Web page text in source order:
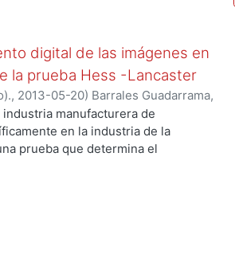
digital de las imágenes en
la prueba Hess -Lancaster
, 2013-05-20) Barrales Guadarrama,
Ezequiel;Vazquez Ceron, Ernesto
;Bautista Piedras, César
manufacturera de
en la industria de la
prueba que determina el